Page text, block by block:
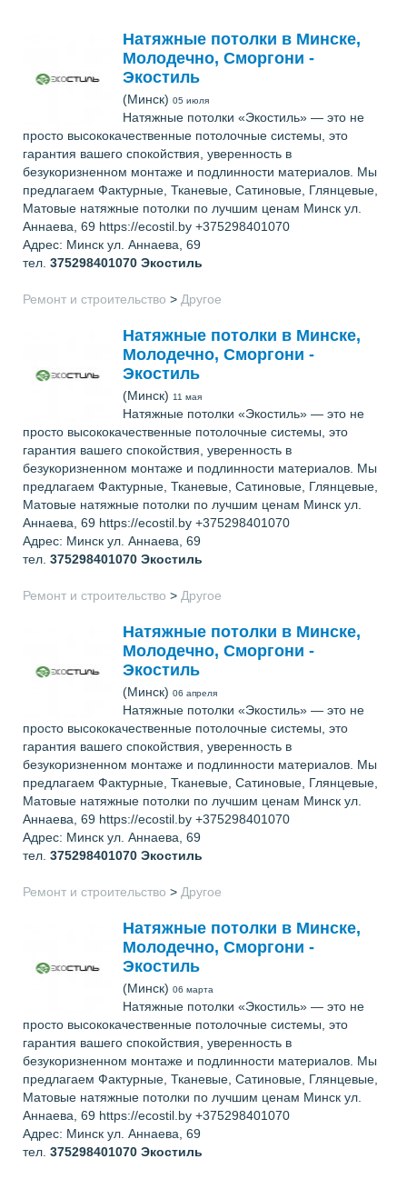
Натяжные потолки в Минске,
Молодечно, Сморгони -
Экостиль
(Минск) 05 июля
Натяжные потолки «Экостиль» — это не
просто высококачественные потолочные системы, это
гарантия вашего спокойствия, уверенность в
безукоризненном монтаже и подлинности материалов. Мы
предлагаем Фактурные, Тканевые, Сатиновые, Глянцевые,
Матовые натяжные потолки по лучшим ценам Минск ул.
Аннаева, 69 https://ecostil.by +375298401070
Адрес: Минск ул. Аннаева, 69
тел. 375298401070 Экостиль
Ремонт и строительство > Другое
Натяжные потолки в Минске,
Молодечно, Сморгони -
Экостиль
(Минск) 11 мая
Натяжные потолки «Экостиль» — это не
просто высококачественные потолочные системы, это
гарантия вашего спокойствия, уверенность в
безукоризненном монтаже и подлинности материалов. Мы
предлагаем Фактурные, Тканевые, Сатиновые, Глянцевые,
Матовые натяжные потолки по лучшим ценам Минск ул.
Аннаева, 69 https://ecostil.by +375298401070
Адрес: Минск ул. Аннаева, 69
тел. 375298401070 Экостиль
Ремонт и строительство > Другое
Натяжные потолки в Минске,
Молодечно, Сморгони -
Экостиль
(Минск) 06 апреля
Натяжные потолки «Экостиль» — это не
просто высококачественные потолочные системы, это
гарантия вашего спокойствия, уверенность в
безукоризненном монтаже и подлинности материалов. Мы
предлагаем Фактурные, Тканевые, Сатиновые, Глянцевые,
Матовые натяжные потолки по лучшим ценам Минск ул.
Аннаева, 69 https://ecostil.by +375298401070
Адрес: Минск ул. Аннаева, 69
тел. 375298401070 Экостиль
Ремонт и строительство > Другое
Натяжные потолки в Минске,
Молодечно, Сморгони -
Экостиль
(Минск) 06 марта
Натяжные потолки «Экостиль» — это не
просто высококачественные потолочные системы, это
гарантия вашего спокойствия, уверенность в
безукоризненном монтаже и подлинности материалов. Мы
предлагаем Фактурные, Тканевые, Сатиновые, Глянцевые,
Матовые натяжные потолки по лучшим ценам Минск ул.
Аннаева, 69 https://ecostil.by +375298401070
Адрес: Минск ул. Аннаева, 69
тел. 375298401070 Экостиль